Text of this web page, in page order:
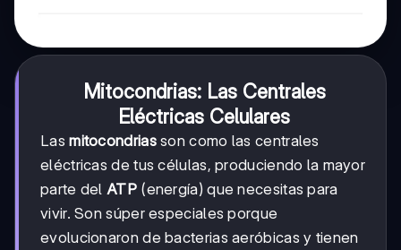
Mitocondrias: Las Centrales
Eléctricas Celulares
Lasmitocondriasson como las centrales
eléctricas de tus células, produciendo la mayor
parte delATP(energía) que necesitas para
vivir. Son súper especiales porque
evolucionaron de bacterias aeróbicas y tienen